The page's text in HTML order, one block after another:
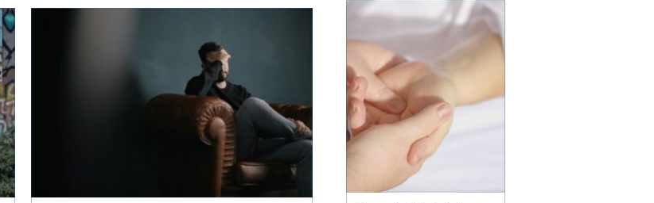
men märker att det inte
räcker. Terapi blir då en
plats där någon lyssnar
på djupet, ställer rätt
frågor och h...